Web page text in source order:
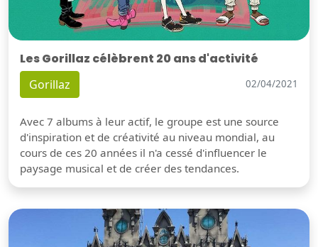
Les Gorillaz célèbrent 20 ans d'activité
Gorillaz 02/04/2021
Avec 7 albums à leur actif, le groupe est une source
d'inspiration et de créativité au niveau mondial, au
cours de ces 20 années il n'a cessé d'influencer le
paysage musical et de créer des tendances.